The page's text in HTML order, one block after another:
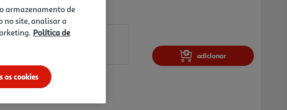
adicionar
armazenamento de
no site, analisar a
Política de
os cookies